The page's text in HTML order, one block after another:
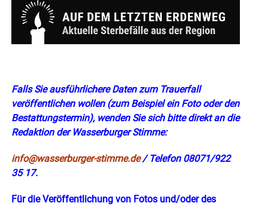
Falls Sie ausführlichere Daten zum Trauerfall
veröffentlichen wollen (zum Beispiel ein Foto oder den
Bestattungstermin), wenden Sie sich bitte direkt an die
Redaktion der Wasserburger Stimme:
info@wasserburger-stimme.de/ Telefon 08071/922
35 17.
Für die Veröffentlichung von Fotos und/oder des